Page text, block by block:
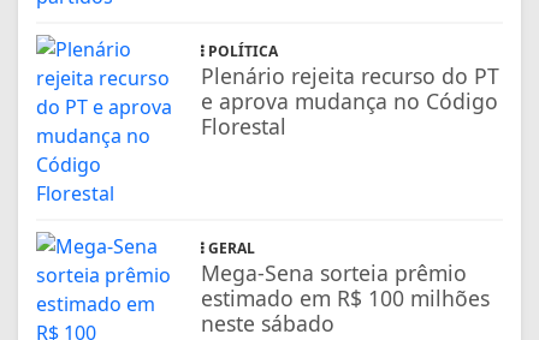
POLÍTICA
Plenário rejeita recurso do PT
e aprova mudança no Código
Florestal
GERAL
Mega-Sena sorteia prêmio
estimado em R$ 100 milhões
neste sábado